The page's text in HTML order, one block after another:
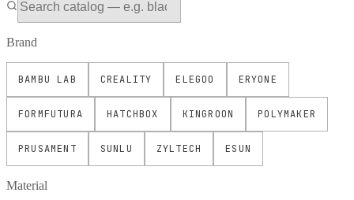
Brand
BAMBU LAB CREALITY ELEGOO ERYONE
FORMFUTURA HATCHBOX KINGROON POLYMAKER
PRUSAMENT SUNLU ZYLTECH ESUN
Material